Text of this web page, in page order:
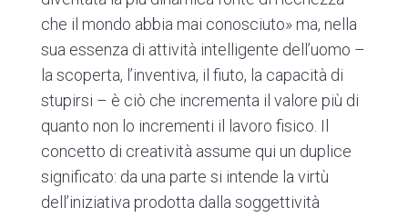
che il mondo abbia mai conosciuto» ma, nella
sua essenza di attività intelligente dell’uomo –
la scoperta, l’inventiva, il fiuto, la capacità di
stupirsi – è ciò che incrementa il valore più di
quanto non lo incrementi il lavoro fisico. Il
concetto di creatività assume qui un duplice
significato: da una parte si intende la virtù
dell’iniziativa prodotta dalla soggettività